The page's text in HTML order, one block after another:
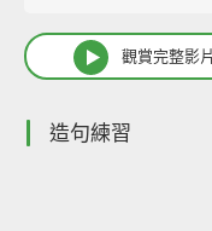
觀賞完整影片
造句練習